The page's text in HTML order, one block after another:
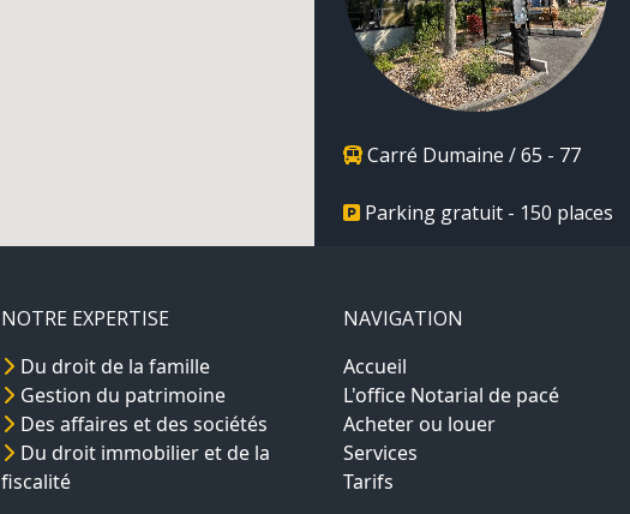
Carré Dumaine / 65 - 77
Parking gratuit - 150 places
NOTRE EXPERTISE
Du droit de la famille
Gestion du patrimoine
Des affaires et des sociétés
Du droit immobilier et de la
fiscalité
NAVIGATION
Accueil
L'office Notarial de pacé
Acheter ou louer
Services
Tarifs